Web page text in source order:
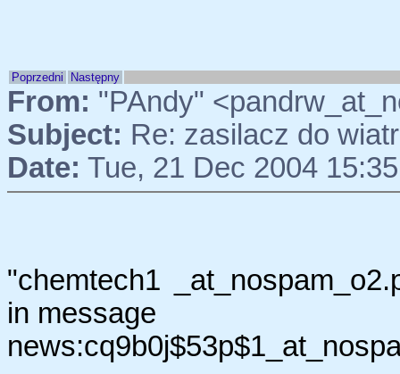
Poprzedni Następny
From: "PAndy"
Subject: Re: zasilacz do
Date: Tue, 21 Dec 2004
"chemtech1
in message